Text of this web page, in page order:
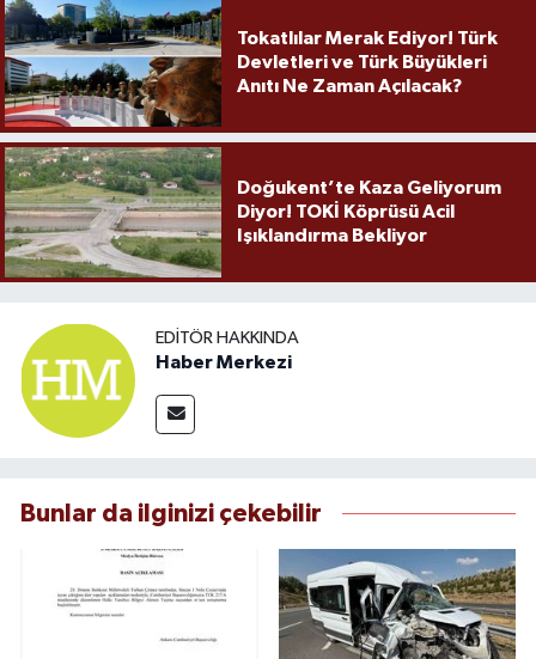
Tokatlılar Merak Ediyor! Türk
Devletleri ve Türk Büyükleri
Anıtı Ne Zaman Açılacak?
Doğukent’te Kaza Geliyorum
Diyor! TOKİ Köprüsü Acil
Işıklandırma Bekliyor
EDITÖR HAKKINDA
Haber Merkezi
Bunlar da ilginizi çekebilir